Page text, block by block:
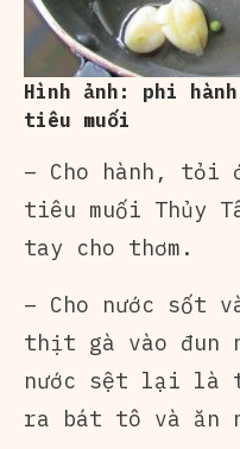
Hình ảnh: phi
tiêu muối
– Cho hành, tỏi
tiêu muối Thủy
tay cho thơm.
– Cho nước sốt
thịt gà vào đun
nước sệt lại là
ra bát tô và ăn